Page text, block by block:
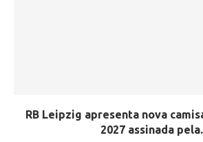
RB Leipzig apresenta nova
2027 assinada